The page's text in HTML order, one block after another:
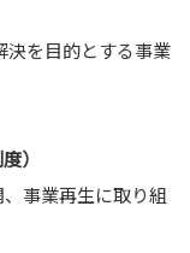
決を目的とする事業
）
事業再生に取り組